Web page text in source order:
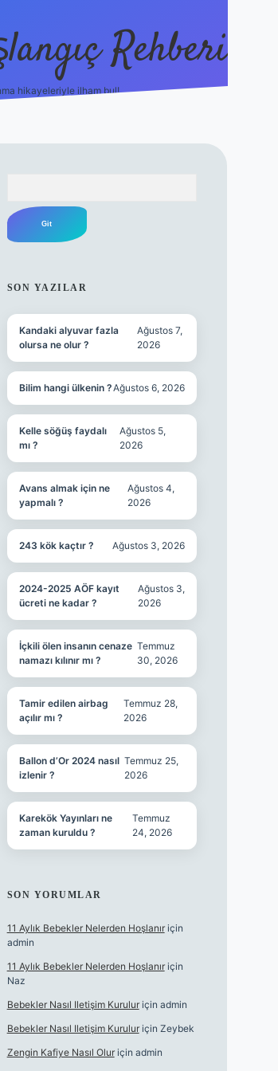
Rehberi
hikayeleriyle ilham bul!
SON YAZILAR
Kandaki alyuvar fazla
olursa ne olur ?
Ağustos 7,
2026
Bilim hangi ülkenin ?Ağustos 6, 2026
Kelle söğüş faydalı
mı ?
Ağustos 5,
2026
Avans almak için ne
yapmalı ?
Ağustos 4,
2026
243 kök kaçtır ? Ağustos 3, 2026
2024-2025 AÖF kayıt
ücreti ne kadar ?
Ağustos 3,
2026
İçkili ölen insanın cenaze
namazı kılınır mı ?
Temmuz
30, 2026
Tamir edilen airbag
açılır mı ?
Temmuz 28,
2026
Ballon d’Or 2024 nasıl
izlenir ?
Temmuz 25,
2026
Karekök Yayınları ne
zaman kuruldu ?
Temmuz
24, 2026
SON YORUMLAR
11 Aylık Bebekler Nelerden Hoşlanıriçin
admin
11 Aylık Bebekler Nelerden Hoşlanıriçin
Naz
Bebekler Nasıl Iletişim Kuruluriçin admin
Bebekler Nasıl Iletişim Kuruluriçin Zeybek
Zengin Kafiye Nasıl Oluriçin admin
ilbet yeni giriş